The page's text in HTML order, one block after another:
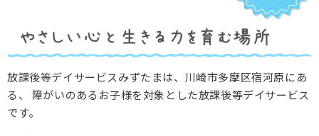
放課後等デイサービスみずたまは、川崎市多摩区宿河原にあ
る、
障がいのあるお子様を対象とした放課後等デイサービス
です。